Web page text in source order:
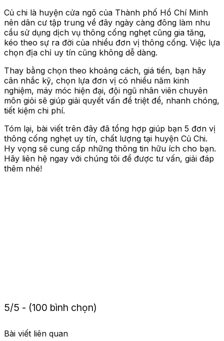
Củ chi là huyện cửa ngõ của Thành phố Hồ Chí Minh
nên dân cư tập trung về đây ngày càng đông làm nhu
cầu sử dụng dịch vụ thông cống nghẹt cũng gia tăng,
kéo theo sự ra đời của nhiều đơn vị thông cống. Việc lựa
chọn địa chỉ uy tín cũng không dễ dàng.
Thay bằng chọn theo khoảng cách, giá tiền, bạn hãy
cân nhắc kỹ, chọn lựa đơn vị có nhiều năm kinh
nghiệm, máy móc hiện đại, đội ngũ nhân viên chuyên
môn giỏi sẽ giúp giải quyết vấn đề triệt để, nhanh chóng,
tiết kiệm chi phí.
Tóm lại, bài viết trên đây đã tổng hợp giúp bạn 5 đơn vị
thông cống nghẹt uy tín, chất lượng tại huyện Củ Chi.
Hy vọng sẽ cung cấp những thông tin hữu ích cho bạn.
Hãy liên hệ ngay với chúng tôi để được tư vấn, giải đáp
thêm nhé!
5/5 - (100 bình chọn)
Bài viết liên quan